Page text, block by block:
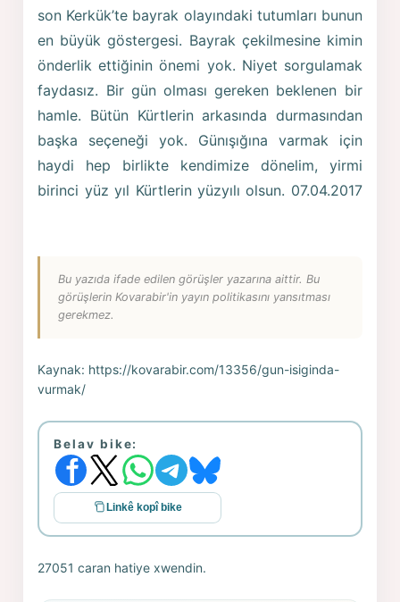
son Kerkük’te bayrak olayındaki tutumları bunun
en büyük göstergesi. Bayrak çekilmesine kimin
önderlik ettiğinin önemi yok. Niyet sorgulamak
faydasız. Bir gün olması gereken beklenen bir
hamle. Bütün Kürtlerin arkasında durmasından
başka seçeneği yok. Günışığına varmak için
haydi hep birlikte kendimize dönelim, yirmi
birinci yüz yıl Kürtlerin yüzyılı olsun. 07.04.2017
Bu yazıda ifade edilen görüşler yazarına aittir. Bu
görüşlerin Kovarabir'in yayın politikasını yansıtması
gerekmez.
Kaynak: https://kovarabir.com/13356/gun-isiginda-
vurmak/
Belav bike:
Linkê kopî bike
27051 caran hatiye xwendin.